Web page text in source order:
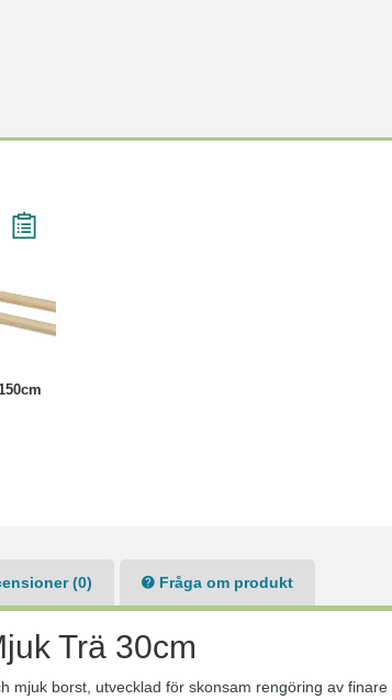
(0) Fråga om produkt
Trä 30cm
mjuk borst, utvecklad för skonsam rengöring av